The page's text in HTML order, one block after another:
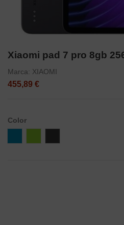
Xiaomi pad 7 pro 8gb
Marca: XIAOMI
455,89 €
Color